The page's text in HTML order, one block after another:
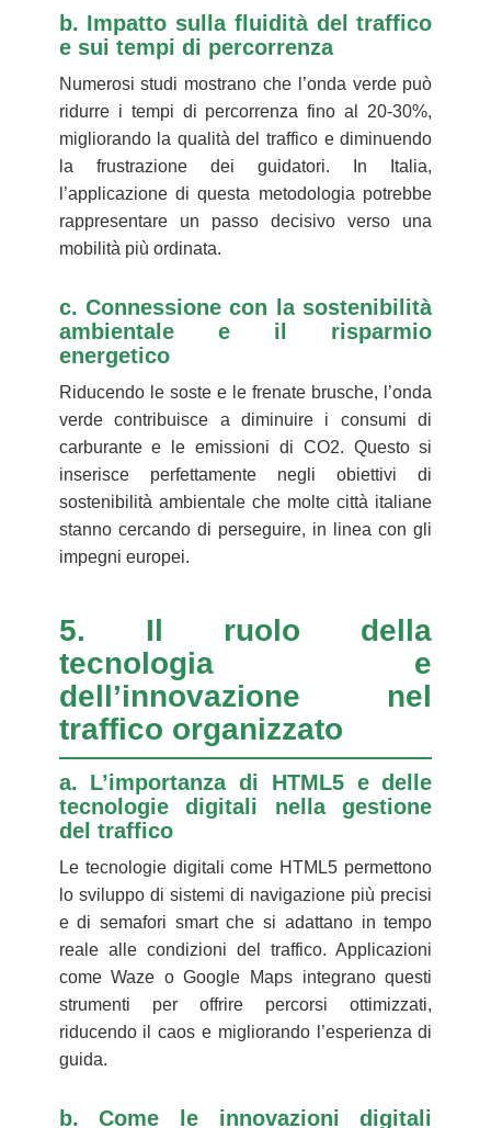
b. Impatto sulla fluidità del traffico
e sui tempi di percorrenza
Numerosi studi mostrano che l’onda verde può
ridurre i tempi di percorrenza fino al 20-30%,
migliorando la qualità del traffico e diminuendo
la frustrazione dei guidatori. In Italia,
l’applicazione di questa metodologia potrebbe
rappresentare un passo decisivo verso una
mobilità più ordinata.
c. Connessione con la sostenibilità
ambientale e il risparmio
energetico
Riducendo le soste e le frenate brusche, l’onda
verde contribuisce a diminuire i consumi di
carburante e le emissioni di CO2. Questo si
inserisce perfettamente negli obiettivi di
sostenibilità ambientale che molte città italiane
stanno cercando di perseguire, in linea con gli
impegni europei.
5. Il ruolo della
tecnologia e
dell’innovazione nel
traffico organizzato
a. L’importanza di HTML5 e delle
tecnologie digitali nella gestione
del traffico
Le tecnologie digitali come HTML5 permettono
lo sviluppo di sistemi di navigazione più precisi
e di semafori smart che si adattano in tempo
reale alle condizioni del traffico. Applicazioni
come Waze o Google Maps integrano questi
strumenti per offrire percorsi ottimizzati,
riducendo il caos e migliorando l’esperienza di
guida.
b. Come le innovazioni digitali